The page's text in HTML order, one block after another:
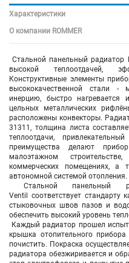
Характеристики
О компании ROMMER
Стальной панельный радиатор
высокой теплоотдачей,
Конструктивные элементы
высококачественной стали -
инерцию, быстро нагревается
цельных металлических
расположены конвекторы.
31311, толщина листа
теплоотдачи,
преимущества делают
малоэтажном
коммерческих помещениях, а
автономной системой отопления.
Стальной панельный
Ventil соответствует стандарту
стыковочных швов пазов и
обеспечить высокий уровень
Каждый радиатор прошел
крышка отопительного
почистить. Покраска
радиатора обезжиривается и